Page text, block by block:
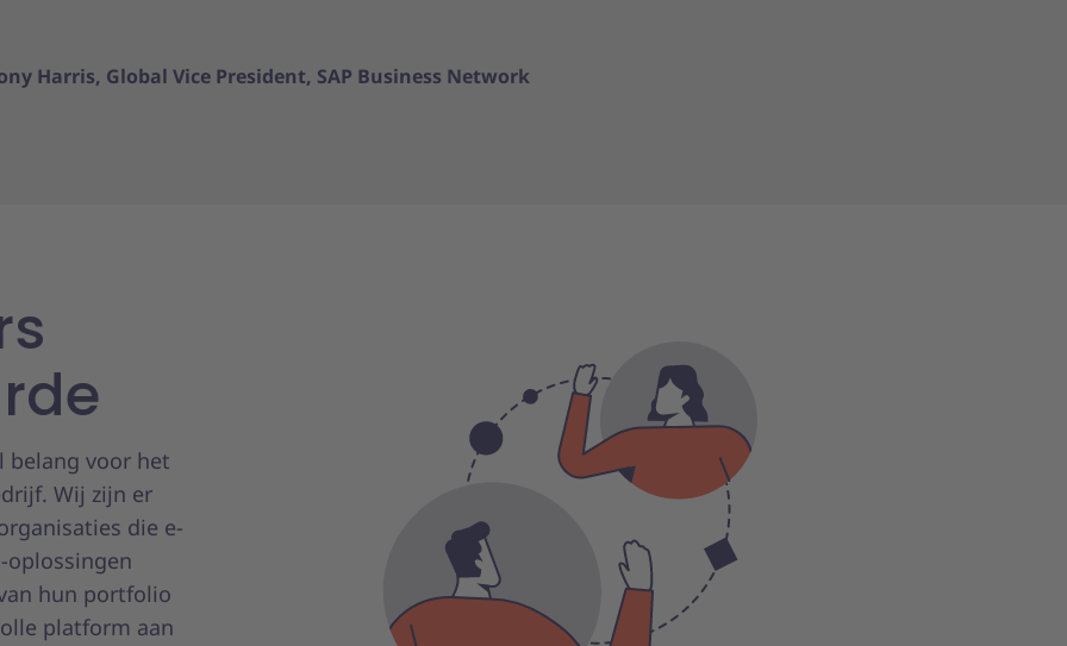
Harris, Global Vice President, SAP Business Network
belang voor het
Wij zijn er
die e-
oplossingen
hun portfolio
platform aan